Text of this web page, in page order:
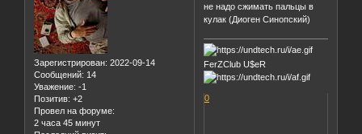
Зарегистрирован: 2022-09-14
Сообщений: 14
Уважение: -1
Позитив: +2
Провел на форуме:
2 часа 45 минут
не надо сжимать пальцы в
кулак (Диоген Синопский)
FerZClub U$eR
0